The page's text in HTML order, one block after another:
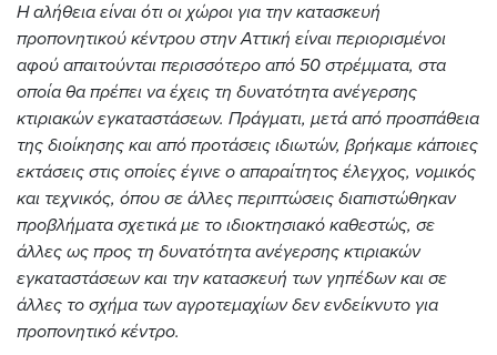
Η αλήθεια είναι ότι οι χώροι για την κατασκευή
προπονητικού κέντρου στην Αττική είναι περιορισμένοι
αφού απαιτούνται περισσότερο από 50 στρέμματα, στα
οποία θα πρέπει να έχεις τη δυνατότητα ανέγερσης
κτιριακών εγκαταστάσεων. Πράγματι, μετά από προσπάθεια
της διοίκησης και από προτάσεις ιδιωτών, βρήκαμε κάποιες
εκτάσεις στις οποίες έγινε ο απαραίτητος έλεγχος, νομικός
και τεχνικός, όπου σε άλλες περιπτώσεις διαπιστώθηκαν
προβλήματα σχετικά με το ιδιοκτησιακό καθεστώς, σε
άλλες ως προς τη δυνατότητα ανέγερσης κτιριακών
εγκαταστάσεων και την κατασκευή των γηπέδων και σε
άλλες το σχήμα των αγροτεμαχίων δεν ενδείκνυτο για
προπονητικό κέντρο.